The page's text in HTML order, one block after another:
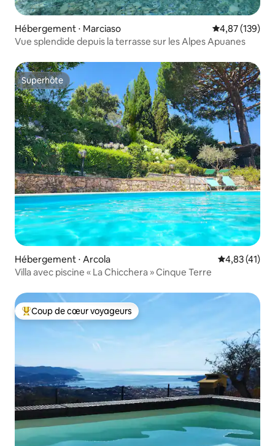
Hébergement ⋅ Marciaso Évaluation
4,87 (139)
Vue splendide depuis la terrasse sur les Alpes Apuanes
Superhôte
Superhôte
Hébergement ⋅ Arcola Évaluation
4,83 (41)
Villa avec piscine « La Chicchera » Cinque Terre
Coups de cœur voyageurs les plus appréciés
Coup de cœur voyageurs